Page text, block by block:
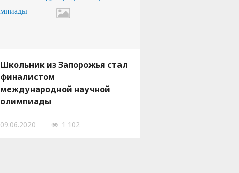
Школьник из Запорожья стал
финалистом
международной научной
олимпиады
09.06.2020 1 102